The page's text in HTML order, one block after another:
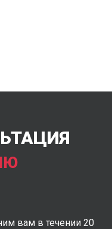
вам в течении 20